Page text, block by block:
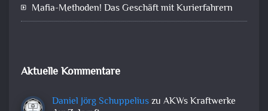
Mafia-Methoden! Das Geschäft mit Kurierfahrern
Aktuelle Kommentare
Daniel Jörg Schuppeliuszu AKWs Kraftwerke